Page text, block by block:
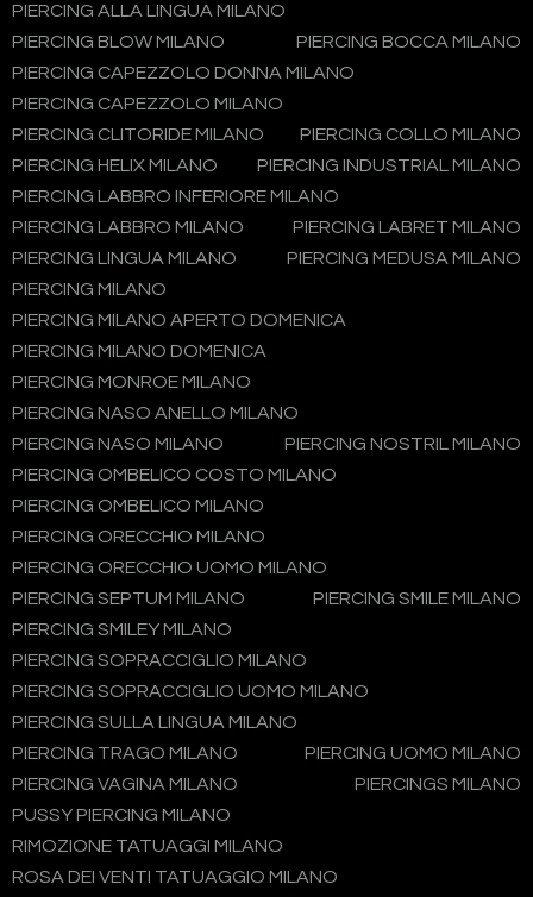
PIERCING ALLA LINGUA MILANO
PIERCING BLOW MILANO
PIERCING BOCCA MILANO
PIERCING CAPEZZOLO DONNA MILANO
PIERCING CAPEZZOLO MILANO
PIERCING CLITORIDE MILANO
PIERCING COLLO MILANO
PIERCING HELIX MILANO
PIERCING INDUSTRIAL MILANO
PIERCING LABBRO INFERIORE MILANO
PIERCING LABBRO MILANO
PIERCING LABRET MILANO
PIERCING LINGUA MILANO
PIERCING MEDUSA MILANO
PIERCING MILANO
PIERCING MILANO APERTO DOMENICA
PIERCING MILANO DOMENICA
PIERCING MONROE MILANO
PIERCING NASO ANELLO MILANO
PIERCING NASO MILANO
PIERCING NOSTRIL MILANO
PIERCING OMBELICO COSTO MILANO
PIERCING OMBELICO MILANO
PIERCING ORECCHIO MILANO
PIERCING ORECCHIO UOMO MILANO
PIERCING SEPTUM MILANO
PIERCING SMILE MILANO
PIERCING SMILEY MILANO
PIERCING SOPRACCIGLIO MILANO
PIERCING SOPRACCIGLIO UOMO MILANO
PIERCING SULLA LINGUA MILANO
PIERCING TRAGO MILANO
PIERCING UOMO MILANO
PIERCING VAGINA MILANO
PIERCINGS MILANO
PUSSY PIERCING MILANO
RIMOZIONE TATUAGGI MILANO
ROSA DEI VENTI TATUAGGIO MILANO